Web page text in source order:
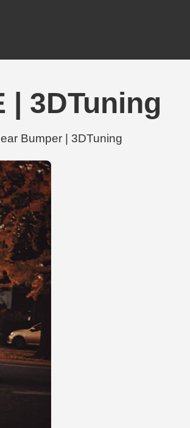
| 3DTuning
Bumper | 3DTuning